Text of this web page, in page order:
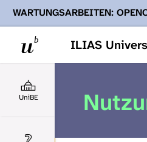
ILIAS
WARTUNGSARBEITEN:
Ihnen Podcasts, Opencast-
UniBE